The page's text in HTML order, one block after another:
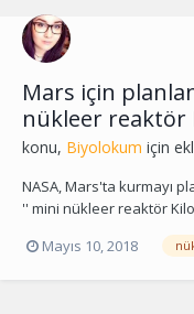
Mars için
nükleer reaktör
konu, Biyolokum için
NASA, Mars'ta kurmayı
'' mini nükleer reaktör
Amerikan uzay ajansı
yolculuklarına
Mayıs 10, 2018